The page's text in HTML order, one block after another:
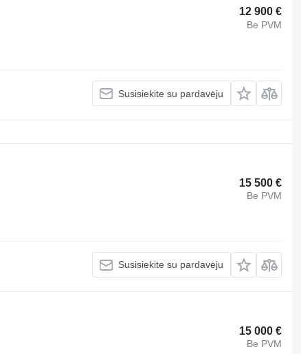
12 900 €
Be PVM
Susisiekite su pardavėju
15 500 €
Be PVM
Susisiekite su pardavėju
15 000 €
Be PVM